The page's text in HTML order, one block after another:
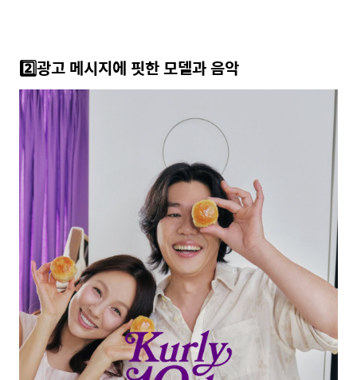
2️⃣광고메시지에 핏한모델과음악